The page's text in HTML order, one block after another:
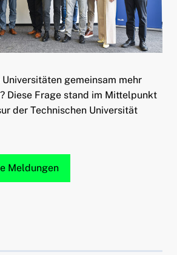
gemeinsam mehr
Diese Frage stand im Mittelpunkt
der Technischen Universität
Meldungen